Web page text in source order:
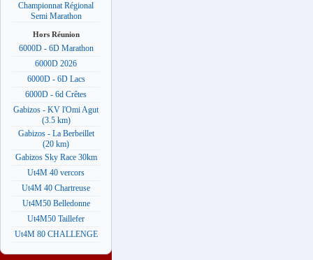
Championnat Régional
Semi Marathon
Hors Réunion
6000D - 6D Marathon
6000D 2026
6000D - 6D Lacs
6000D - 6d Crêtes
Gabizos - KV l'Omi Agut
(3.5 km)
Gabizos - La Berbeillet
(20 km)
Gabizos Sky Race 30km
Ut4M 40 vercors
Ut4M 40 Chartreuse
Ut4M50 Belledonne
Ut4M50 Taillefer
Ut4M 80 CHALLENGE